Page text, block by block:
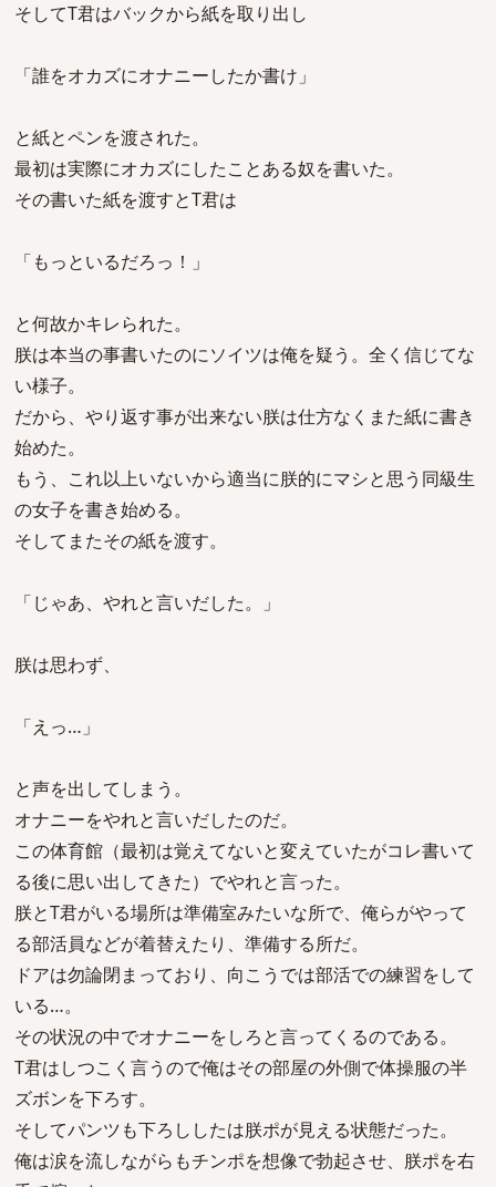
そしてT君はバックから紙を取り出し
「誰をオカズにオナニーしたか書け」
と紙とペンを渡された。
最初は実際にオカズにしたことある奴を書いた。
その書いた紙を渡すとT君は
「もっといるだろっ！」
と何故かキレられた。
朕は本当の事書いたのにソイツは俺を疑う。全く信じてな
い様子。
だから、やり返す事が出来ない朕は仕方なくまた紙に書き
始めた。
もう、これ以上いないから適当に朕的にマシと思う同級生
の女子を書き始める。
そしてまたその紙を渡す。
「じゃあ、やれと言いだした。」
朕は思わず、
「えっ…」
と声を出してしまう。
オナニーをやれと言いだしたのだ。
この体育館（最初は覚えてないと変えていたがコレ書いて
る後に思い出してきた）でやれと言った。
朕とT君がいる場所は準備室みたいな所で、俺らがやって
る部活員などが着替えたり、準備する所だ。
ドアは勿論閉まっており、向こうでは部活での練習をして
いる…。
その状況の中でオナニーをしろと言ってくるのである。
T君はしつこく言うので俺はその部屋の外側で体操服の半
ズボンを下ろす。
そしてパンツも下ろししたは朕ポが見える状態だった。
俺は涙を流しながらもチンポを想像で勃起させ、朕ポを右